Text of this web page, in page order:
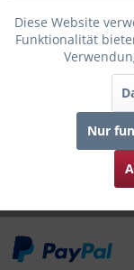
Bewertungen
Infos zum
Folgende Infos
4
Diese Website
Funktionalität
Nur